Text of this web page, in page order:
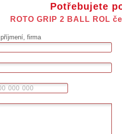
Potřebujete
ROTO GRIP 2 BALL ROL
firma